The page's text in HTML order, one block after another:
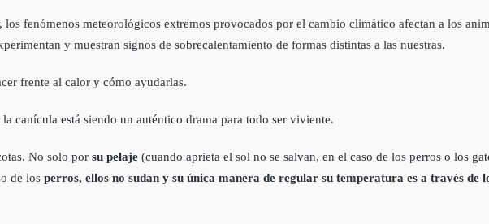
fenómenos meteorológicos extremos provocados por el cambio climático afectan a los
y muestran signos de sobrecalentamiento de formas distintas a las nuestras.
frente al calor y cómo ayudarlas.
canícula está siendo un auténtico drama para todo ser viviente.
No solo por su pelaje (cuando aprieta el sol no se salvan, en el caso de los perros o los
de los perros, ellos no sudan y su única manera de regular su temperatura es a través de